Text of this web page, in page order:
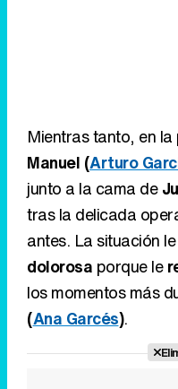
Mientras tanto, en la
Manuel (Arturo
junto a la cama de
tras la delicada
antes. La situación
dolorosa porque le
los momentos más
(Ana Garcés).